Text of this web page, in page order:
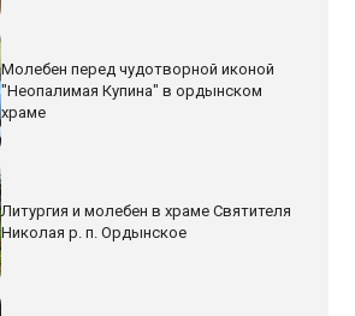
Молебен перед чудотворной иконой
"Неопалимая Купина" в ордынском
храме
Литургия и молебен в храме Святителя
Николая р. п. Ордынское